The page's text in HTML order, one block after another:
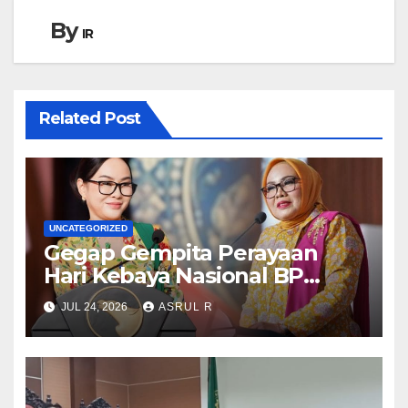
By IR
Related Post
UNCATEGORIZED
Gegap Gempita Perayaan
Hari Kebaya Nasional BP
Batam
JUL 24, 2026 ASRUL R